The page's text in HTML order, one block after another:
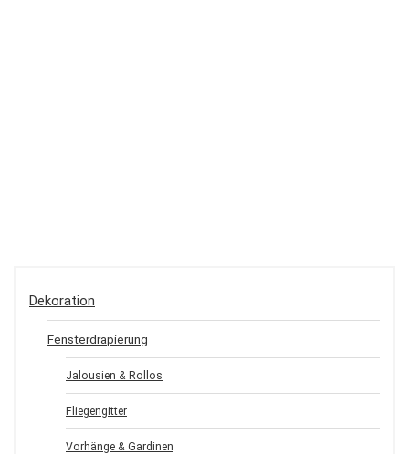
Dekoration
Fensterdrapierung
Jalousien & Rollos
Fliegengitter
Vorhänge & Gardinen